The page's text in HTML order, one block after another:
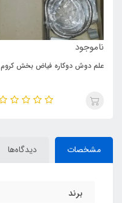
ناموجود
علم دوش دوکاره فیاض بخش کروم
مشخصات دیدگاه‌ها
برند